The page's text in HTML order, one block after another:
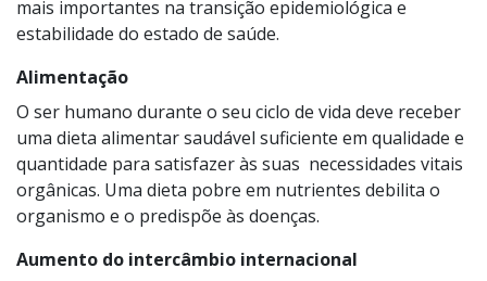
mais importantes na transição epidemiológica e
estabilidade do estado de saúde.
Alimentação
O ser humano durante o seu ciclo de vida deve receber
uma dieta alimentar saudável suficiente em qualidade e
quantidade para satisfazer às suas necessidades vitais
orgânicas. Uma dieta pobre em nutrientes debilita o
organismo e o predispõe às doenças.
Aumento do intercâmbio internacional